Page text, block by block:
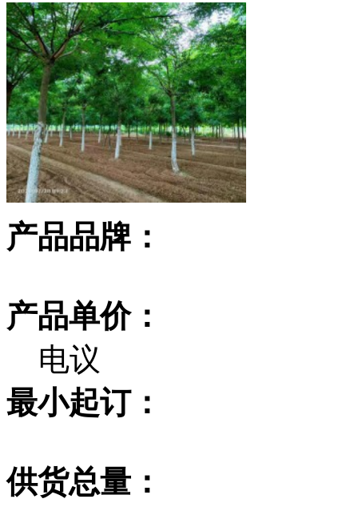
产品品牌：
产品单价：
电议
最小起订：
供货总量：